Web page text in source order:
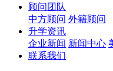
顾问团队
中方顾问 外籍顾问
升学资讯
企业新闻 新闻中心
联系我们